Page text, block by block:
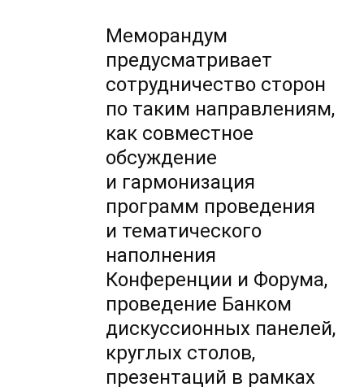
Меморандум
предусматривает
сотрудничество сторон
по таким направлениям,
как совместное
обсуждение
и гармонизация
программ проведения
и тематического
наполнения
Конференции и Форума,
проведение Банком
дискуссионных панелей,
круглых столов,
презентаций в рамках